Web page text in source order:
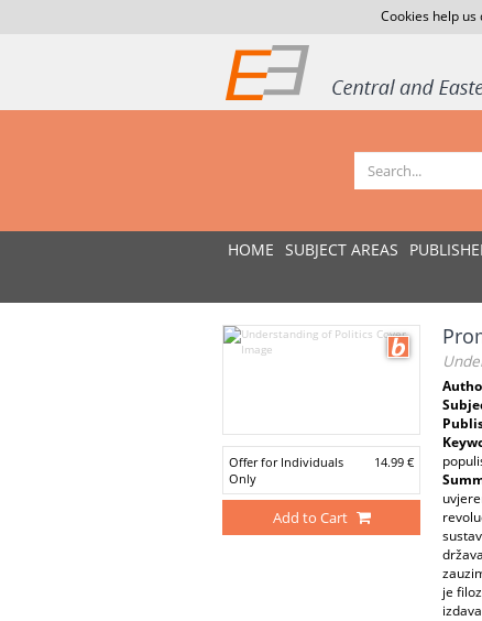
Cookies help
HOME SUBJECT AREAS
Offer for Individuals
Only
14.99 €
Add to Cart
je